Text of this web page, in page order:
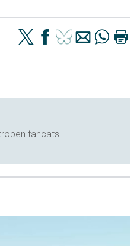
tancats